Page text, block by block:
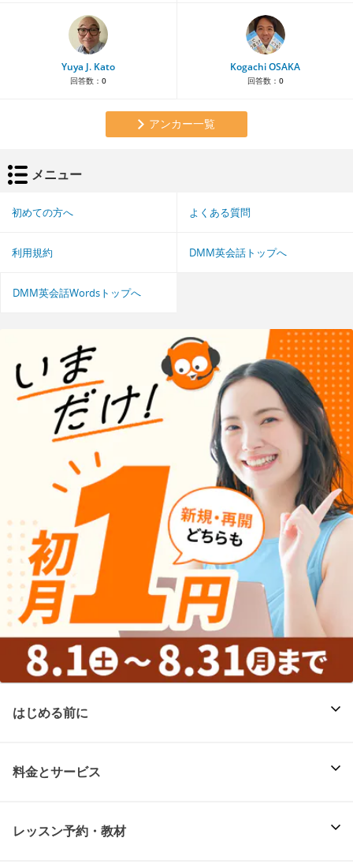
Yuya J. Kato
回答数： 0
Kogachi OSAKA
回答数： 0
アンカー一覧
メニュー
初めての方へ よくある質問
利用規約 DMM英会話トップへ
DMM英会話Wordsトップへ
はじめる前に
料金とサービス
レッスン予約・教材